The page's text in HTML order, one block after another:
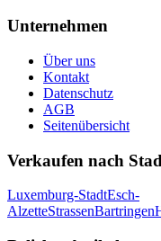
Unternehmen
Über uns
Kontakt
Datenschutz
AGB
Seitenübersicht
Verkaufen nach
Luxemburg-StadtEsch-
AlzetteStrassenBartringen